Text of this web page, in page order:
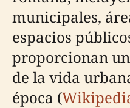
municipales,
espacios
proporcionan
de la vida
época (